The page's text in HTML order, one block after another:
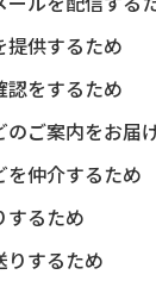
提供するため
認をするため
ご案内をお届
を仲介するため
するため
りするため